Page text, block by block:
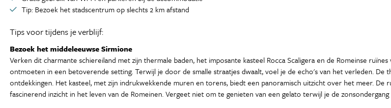
Tip: Bezoek het stadscentrum op slechts 2 km afstand
Tips voor tijdens je verblijf:
Bezoek het middeleeuwse Sirmione
Verken dit charmante schiereiland met zijn thermale baden, het imposante kasteel Rocca Scaligera en de Romeinse
ontmoeten in een betoverende setting. Terwijl je door de smalle straatjes dwaalt, voel je de echo's van het verleden.
ontdekkingen. Het kasteel, met zijn indrukwekkende muren en torens, biedt een panoramisch uitzicht over het meer.
fascinerend inzicht in het leven van de Romeinen. Vergeet niet om te genieten van een gelato terwijl je de